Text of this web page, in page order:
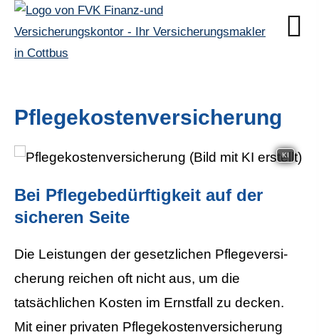
Pflegekostenversicherung
KI
Bei Pflegebedürftigkeit auf der
sicheren Seite
Die Leistungen der gesetzlichen Pflege­ver­si­
che­rung reichen oft nicht aus, um die
tatsächlichen Kosten im Ernstfall zu decken.
Mit einer privaten Pflegekostenversicherung